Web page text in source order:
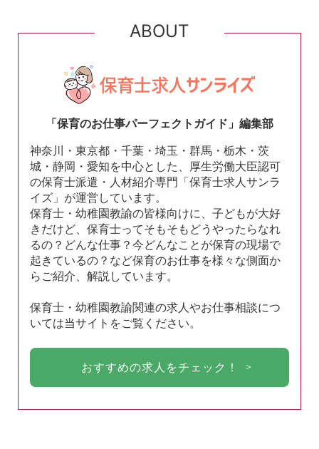
ABOUT
「保育のお仕事パーフェクトガイド」編集部
神奈川・東京都・千葉・埼玉・群馬・栃木・茨
城・静岡・愛知を中心とした、厚生労働大臣認可
の保育士派遣・人材紹介専門「保育士求人サンラ
イズ」が運営しています。
保育士・幼稚園教諭の皆様向けに、子どもが大好
きだけど、保育士ってそもそもどうやったらなれ
るの？どんな仕事？今どんなことが保育の現場で
起きているの？など保育のお仕事を様々な側面か
らご紹介、解説しています。
保育士・幼稚園教諭関連の求人やお仕事相談につ
いては当サイトをご覧ください。
おすすめの求人をチェック！